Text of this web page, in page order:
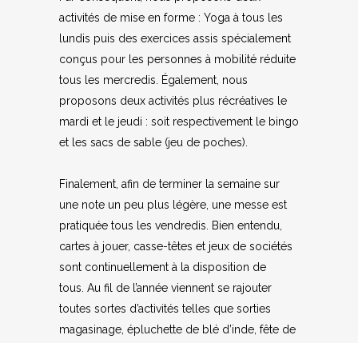
activités de mise en forme : Yoga à tous les
lundis puis des exercices assis spécialement
conçus pour les personnes à mobilité réduite
tous les mercredis. Également, nous
proposons deux activités plus récréatives le
mardi et le jeudi : soit respectivement le bingo
et les sacs de sable (jeu de poches).
Finalement, afin de terminer la semaine sur
une note un peu plus légère, une messe est
pratiquée tous les vendredis. Bien entendu,
cartes à jouer, casse-têtes et jeux de sociétés
sont continuellement à la disposition de
tous. Au fil de l’année viennent se rajouter
toutes sortes d’activités telles que sorties
magasinage, épluchette de blé d’inde, fête de